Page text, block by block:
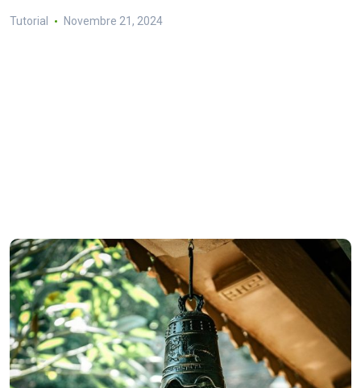
Tutorial Novembre 21, 2024